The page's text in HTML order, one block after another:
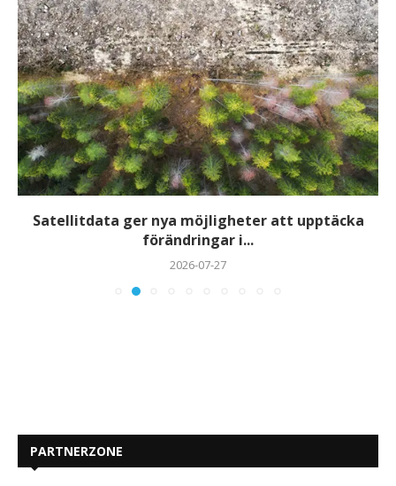
Satellitdata ger nya möjligheter att upptäcka
förändringar i...
2026-07-27
PARTNERZONE